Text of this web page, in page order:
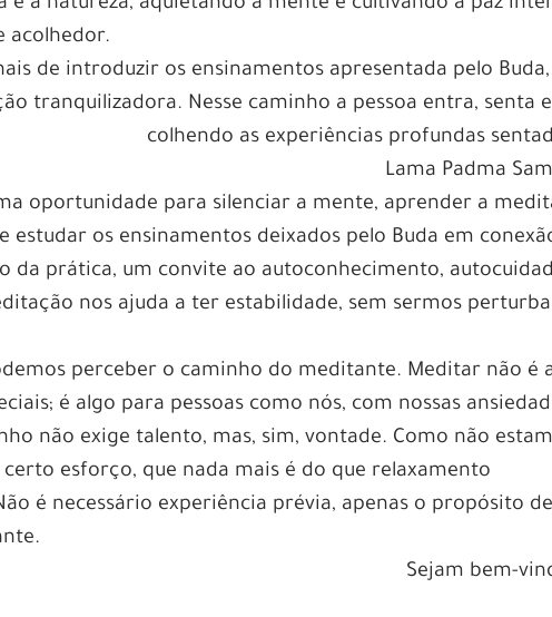
acolhedor.
de introduzir os ensinamentos apresentada pelo
tranquilizadora. Nesse caminho a pessoa entra, senta
colhendo as experiências profundas
Lama Padma
oportunidade para silenciar a mente, aprender a
estudar os ensinamentos deixados pelo Buda em
da prática, um convite ao autoconhecimento,
nos ajuda a ter estabilidade, sem sermos
perceber o caminho do meditante. Meditar não é
é algo para pessoas como nós, com nossas
não exige talento, mas, sim, vontade. Como não
esforço, que nada mais é do que relaxamento
é necessário experiência prévia, apenas o propósito
Sejam bem-